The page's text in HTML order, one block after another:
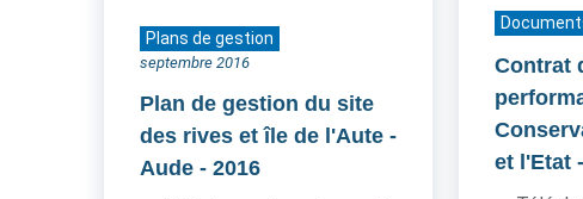
Plans de gestion
septembre 2016
Plan de gestion du site
des rives et île de l'Aute -
Aude - 2016
Contrat
et l'Etat